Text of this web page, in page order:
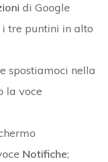
di Google
i tre puntini in alto
spostiamoci nella
la voce
Notifiche;